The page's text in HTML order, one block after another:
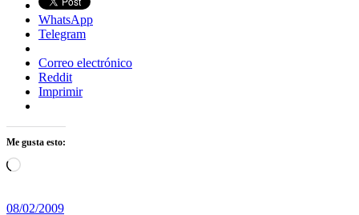
WhatsApp
Telegram
Correo electrónico
Reddit
Imprimir
Me gusta esto:
Cargando...
08/02/2009